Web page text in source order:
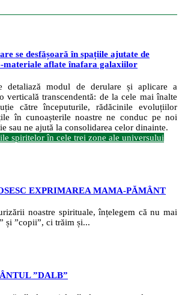
se desfășoară în spațiile ajutate de
materiale aflate înafara galaxiilor
detaliază modul de derulare și aplicare a
verticală transcendentă: de la cele mai înalte
către începuturile, rădăcinile evoluțiilor
în cunoașterile noastre ne conduc pe noi
sau ne ajută la consolidarea celor dinainte.
spiritelor în cele trei zone ale universului
EXPRIMAREA MAMA-PĂMÂNT
noastre spirituale, înțelegem că nu mai
și ”copii”, ci trăim și...
”DALB”